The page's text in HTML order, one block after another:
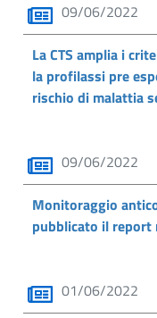
09/06/2022
La CTS amplia i
la profilassi pre
rischio di malattia
09/06/2022
Monitoraggio
pubblicato il report
01/06/2022